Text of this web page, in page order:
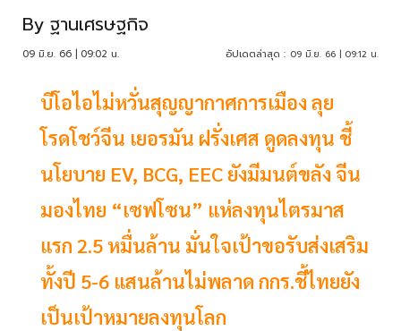
By ฐานเศรษฐกิจ
09 มิ.ย. 66 | 09:02 น. อัปเดตล่าสุด : 09 มิ.ย. 66 | 09:12 น.
บีโอไอไม่หวั่นสุญญากาศการเมือง ลุย
โรดโชว์จีน เยอรมัน ฝรั่งเศส ดูดลงทุน ชี้
นโยบาย EV, BCG, EEC ยังมีมนต์ขลัง จีน
มองไทย “เซฟโซน” แห่ลงทุนไตรมาส
แรก 2.5 หมื่นล้าน มั่นใจเป้าขอรับส่งเสริม
ทั้งปี 5-6 แสนล้านไม่พลาด กกร.ชี้ไทยยัง
เป็นเป้าหมายลงทุนโลก